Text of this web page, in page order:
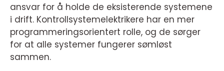
ansvar for å holde de eksisterende systemene
i drift. Kontrollsystemelektrikere har en mer
programmeringsorientert rolle, og de sørger
for at alle systemer fungerer sømløst
sammen.